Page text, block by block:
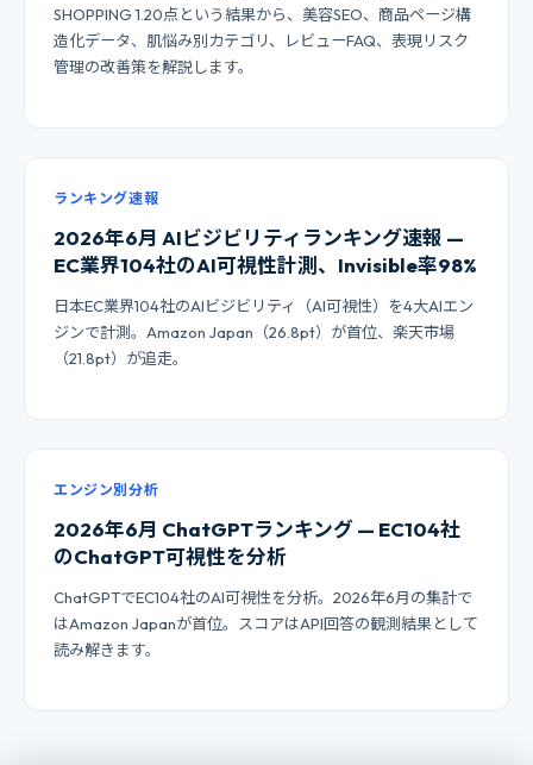
SHOPPING 1.20点という結果から、美容SEO、商品ページ構
造化データ、肌悩み別カテゴリ、レビューFAQ、表現リスク
管理の改善策を解説します。
ランキング速報
2026年6月 AIビジビリティランキング速報 —
EC業界104社のAI可視性計測、Invisible率98%
日本EC業界104社のAIビジビリティ（AI可視性）を4大AIエン
ジンで計測。Amazon Japan（26.8pt）が首位、楽天市場
（21.8pt）が追走。
エンジン別分析
2026年6月 ChatGPTランキング — EC104社
のChatGPT可視性を分析
ChatGPTでEC104社のAI可視性を分析。2026年6月の集計で
はAmazon Japanが首位。スコアはAPI回答の観測結果として
読み解きます。